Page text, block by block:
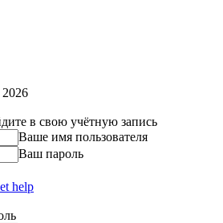
2026
в свою учётную запись
Ваше имя пользователя
Ваш пароль
help